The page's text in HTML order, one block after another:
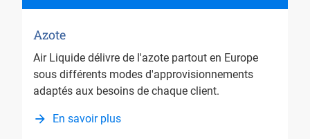
Azote
Air Liquide délivre de l'azote partout en Europe
sous différents modes d'approvisionnements
adaptés aux besoins de chaque client.
En savoir plus